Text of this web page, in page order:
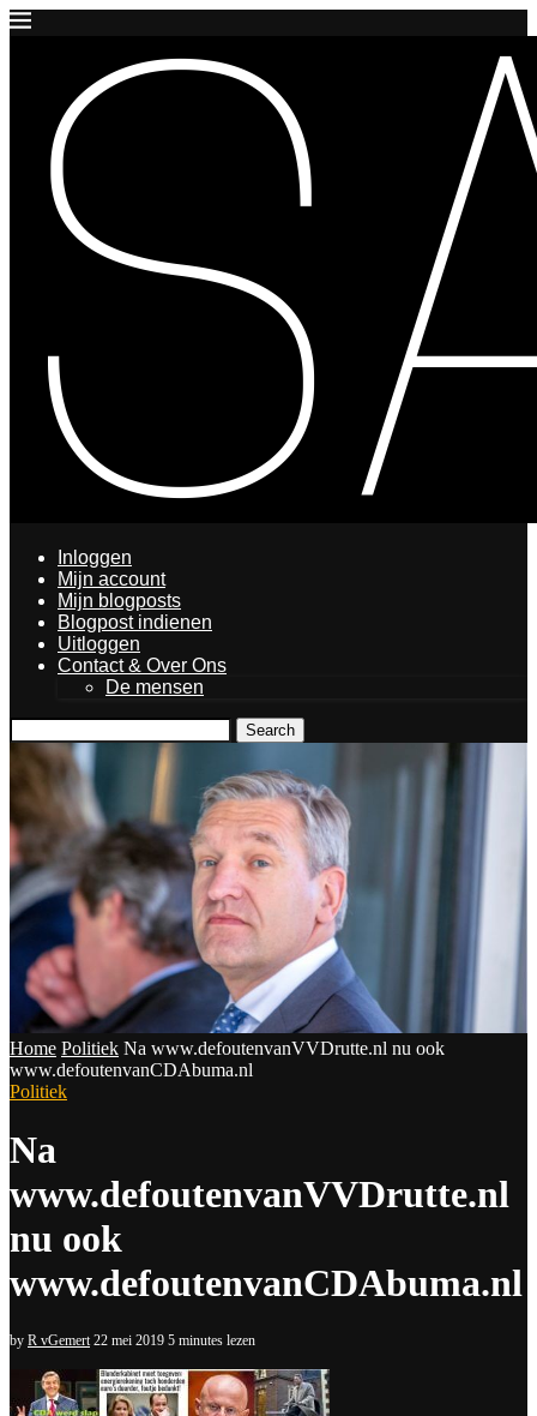
Inloggen
Mijn account
Mijn blogposts
Blogpost indienen
Uitloggen
Contact & Over Ons
De mensen
Search
Home Politiek Na www.defoutenvanVVDrutte.nl nu ook
www.defoutenvanCDAbuma.nl
Politiek
Na
www.defoutenvanVVDrutte.nl
nu ook
www.defoutenvanCDAbuma.nl
by R vGemert 22 mei 2019 5 minutes lezen